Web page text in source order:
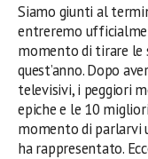
Siamo giunti al
entreremo
momento di tirare le
quest’anno. Dopo
televisivi, i peggiori
epiche e le 10
momento di parlarvi
ha rappresentato.